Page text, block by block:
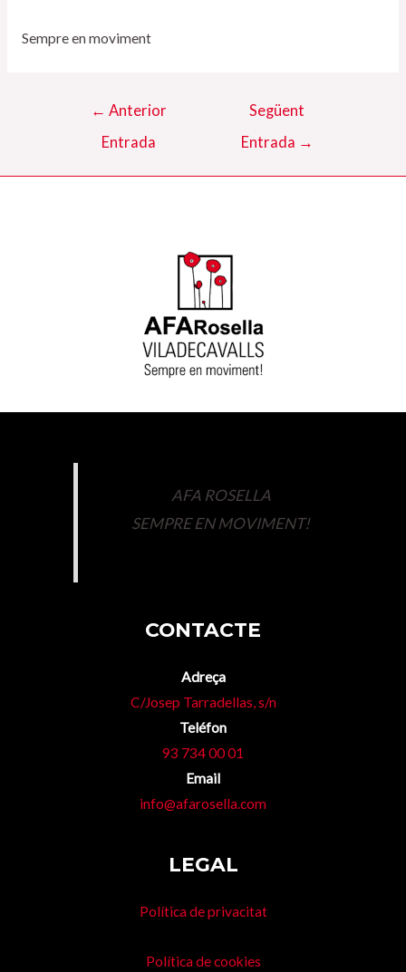
Sempre en moviment
Navegació
← Anterior
Entrada
Següent
Entrada →
AFA ROSELLA
SEMPRE EN MOVIMENT!
CONTACTE
Adreça
C/Josep Tarradellas, s/n
Teléfon
93 734 00 01
Email
info@afarosella.com
LEGAL
Política de privacitat
Política de cookies